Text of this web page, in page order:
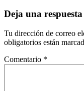
Deja una respuesta
Tu dirección de correo
obligatorios están
Comentario *